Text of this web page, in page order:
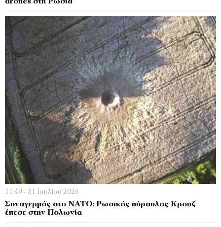
11:49 - 31 Ιουλίου 2026
Συναγερμός στο ΝΑΤΟ: Ρωσικός πύραυλος Κρουζ
έπεσε στην Πολωνία